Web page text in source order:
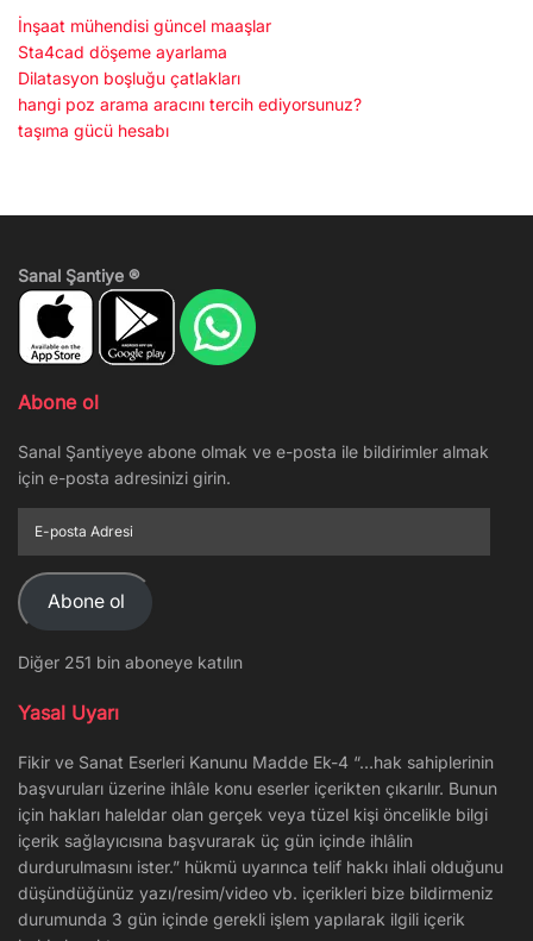
İnşaat mühendisi güncel maaşlar
Sta4cad döşeme ayarlama
Dilatasyon boşluğu çatlakları
hangi poz arama aracını tercih ediyorsunuz?
taşıma gücü hesabı
Sanal Şantiye ®
Abone ol
Sanal Şantiyeye abone olmak ve e-posta ile bildirimler almak
için e-posta adresinizi girin.
posta
Adresi
Abone ol
Diğer 251 bin aboneye katılın
Yasal Uyarı
Fikir ve Sanat Eserleri Kanunu Madde Ek-4 “…hak sahiplerinin
başvuruları üzerine ihlâle konu eserler içerikten çıkarılır. Bunun
için hakları haleldar olan gerçek veya tüzel kişi öncelikle bilgi
içerik sağlayıcısına başvurarak üç gün içinde ihlâlin
durdurulmasını ister.” hükmü uyarınca telif hakkı ihlali olduğunu
düşündüğünüz yazı/resim/video vb. içerikleri bize bildirmeniz
durumunda 3 gün içinde gerekli işlem yapılarak ilgili içerik